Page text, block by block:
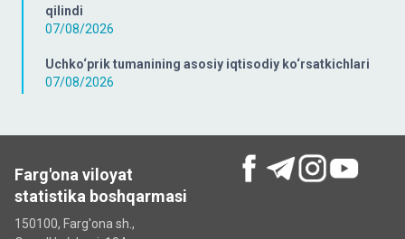
qilindi
07/08/2026
Uchko‘prik tumanining asosiy iqtisodiy ko‘rsatkichlari
07/08/2026
Farg'ona viloyat
statistika boshqarmasi
150100, Farg'ona sh.,